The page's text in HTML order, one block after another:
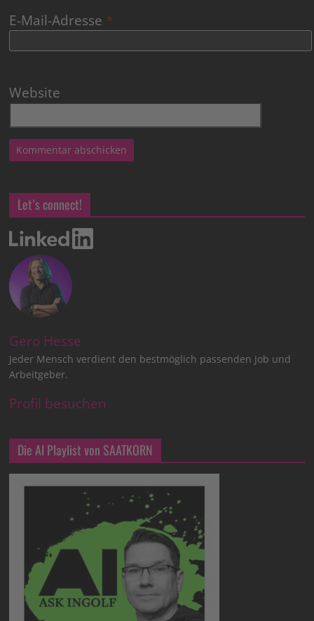
E-Mail-Adresse *
Website
Let’s connect!
Gero Hesse
Jeder Mensch verdient den bestmöglich passenden Job und
Arbeitgeber.
Profil besuchen
Die AI Playlist von SAATKORN